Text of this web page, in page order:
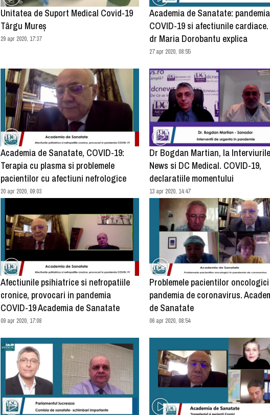
Unitatea de Suport Medical Covid-19
Târgu Mureș
29 apr 2020, 17:37
Academia de Sanatate:
COVID-19 si afectiunile
dr Maria Dorobantu explica
27 apr 2020, 08:55
Academia de Sanatate, COVID-19:
Terapia cu plasma si problemele
pacientilor cu afectiuni nefrologice
20 apr 2020, 09:03
Dr Bogdan Martian, la
News si DC Medical. COVID-19,
declaratiile momentului
13 apr 2020, 14:47
Afectiunile psihiatrice si nefropatiile
cronice, provocari in pandemia
COVID-19 Academia de Sanatate
09 apr 2020, 17:08
Problemele pacientilor
pandemia de coronavirus.
de Sanatate
06 apr 2020, 08:54